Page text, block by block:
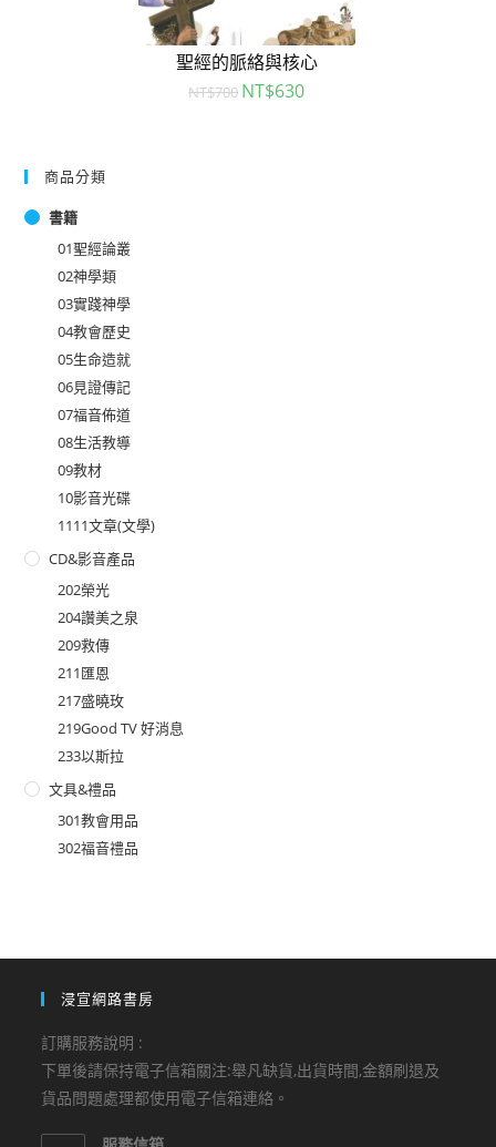
聖經的脈絡與核心
NT$700 NT$630
商品分類
書籍
01聖經論叢
02神學類
03實踐神學
04教會歷史
05生命造就
06見證傳記
07福音佈道
08生活教導
09教材
10影音光碟
1111文章(文學)
CD&影音產品
202榮光
204讚美之泉
209救傳
211匯恩
217盛曉玫
219Good TV 好消息
233以斯拉
文具&禮品
301教會用品
302福音禮品
浸宣網路書房
訂購服務說明 :
下單後請保持電子信箱關注:舉凡缺貨,出貨時間,金額刷退及
貨品問題處理都使用電子信箱連絡。